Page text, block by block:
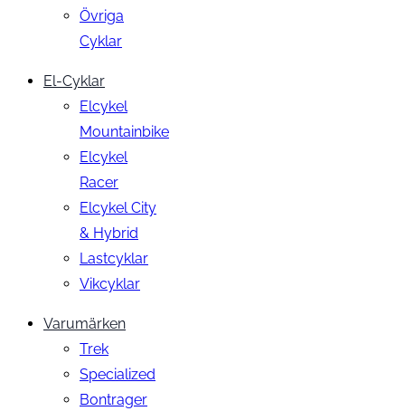
Övriga
Cyklar
El-Cyklar
Elcykel
Mountainbike
Elcykel
Racer
Elcykel City
& Hybrid
Lastcyklar
Vikcyklar
Varumärken
Trek
Specialized
Bontrager